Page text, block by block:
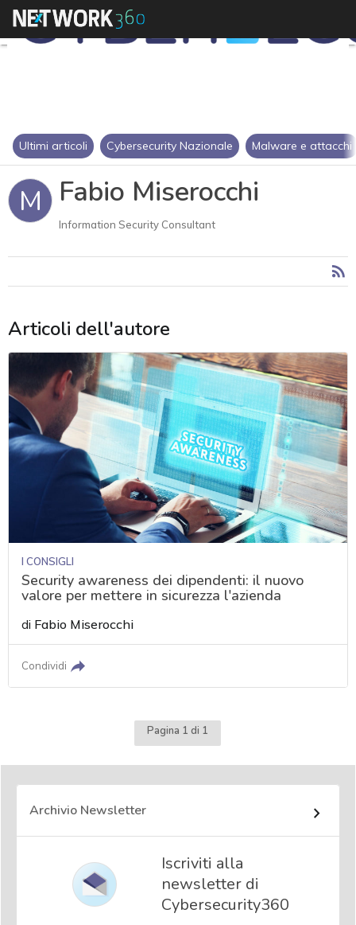
Ultimi articoli Cybersecurity Nazionale Malware e attacchi
M Fabio Miserocchi
Information Security Consultant
Articoli dell'autore
I CONSIGLI
Security awareness dei dipendenti: il nuovo
valore per mettere in sicurezza l'azienda
di Fabio Miserocchi
Condividi
Pagina 1 di 1
Archivio Newsletter
Iscriviti alla
newsletter di
Cybersecurity360